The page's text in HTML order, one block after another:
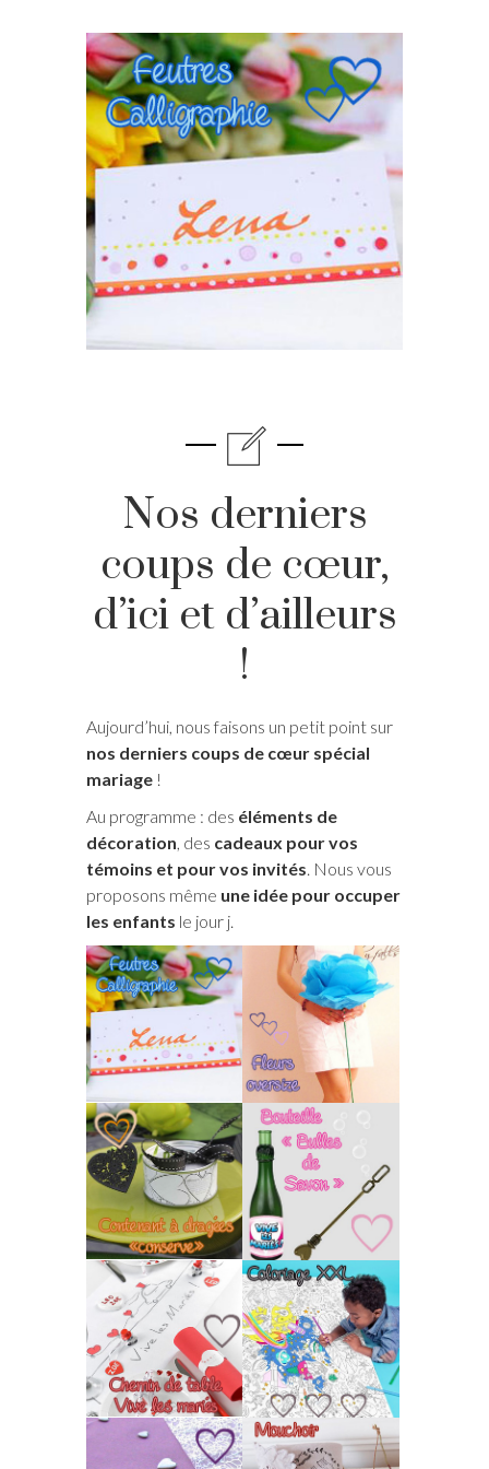
Nos derniers
coups de cœur,
d’ici et d’ailleurs
!
Aujourd’hui, nous faisons un petit point sur
nos derniers coups de cœur spécial
mariage !
Au programme : des éléments de
décoration, des cadeaux pour vos
témoins et pour vos invités. Nous vous
proposons même une idée pour occuper
les enfants le jour j.